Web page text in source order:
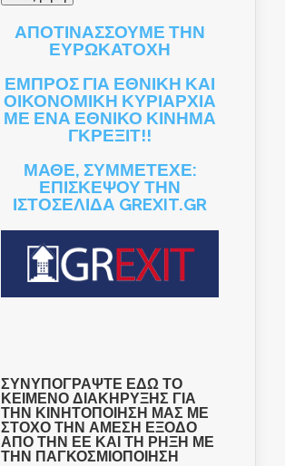
ΑΠΟΤΙΝΑΣΣΟΥΜΕ ΤΗΝ
ΕΥΡΩΚΑΤΟΧΗ
ΕΜΠΡΟΣ ΓΙΑ ΕΘΝΙΚΗ ΚΑΙ
ΟΙΚΟΝΟΜΙΚΗ ΚΥΡΙΑΡΧΙΑ
ΜΕ ΕΝΑ ΕΘΝΙΚΟ ΚΙΝΗΜΑ
ΓΚΡΕΞΙΤ!!
ΜΑΘΕ, ΣΥΜΜΕΤΕΧΕ:
ΕΠΙΣΚΕΨΟΥ ΤΗΝ
ΙΣΤΟΣΕΛΙΔΑ GREXIT.GR
ΣΥΝΥΠΟΓΡΑΨΤΕ ΕΔΩ ΤΟ
ΚΕΙΜΕΝΟ ΔΙΑΚΗΡΥΞΗΣ ΓΙΑ
ΤΗΝ ΚΙΝΗΤΟΠΟΙΗΣΗ ΜΑΣ ΜΕ
ΣΤΟΧΟ ΤΗΝ ΑΜΕΣΗ ΕΞΟΔΟ
ΑΠΟ ΤΗΝ ΕΕ ΚΑΙ ΤΗ ΡΗΞΗ ΜΕ
ΤΗΝ ΠΑΓΚΟΣΜΙΟΠΟΙΗΣΗ